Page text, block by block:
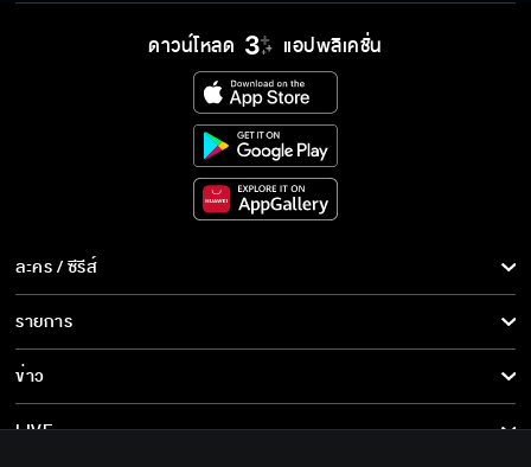
ดาวน์โหลด แอปพลิเคชั่น
ละคร / ซีรีส์
ละคร/ซีรีส์
ซีรีส์นานาชาติ
การ์ตูน & เกม
รายการ
รายการทั้งหมด
ข่าว
ข่าวทั้งหมด
LIVE